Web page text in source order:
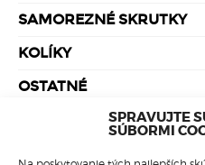
SPRAVUJTE
SÚBORMI
SAMOREZNÉ SKRUTKY
KOLÍKY
OSTATNÉ